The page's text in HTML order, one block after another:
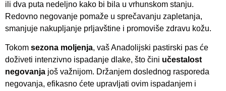
ili dva puta nedeljno kako bi bila u vrhunskom stanju.
Redovno negovanje pomaže u sprečavanju zapletanja,
smanjuje nakupljanje prljavštine i promoviše zdravu kožu.
Tokom sezona moljenja, vaš Anadolijski pastirski pas će
doživeti intenzivno ispadanje dlake, što čini učestalost
negovanja još važnijom. Držanjem doslednog rasporeda
negovanja, efikasno ćete upravljati ovim ispadanjem i